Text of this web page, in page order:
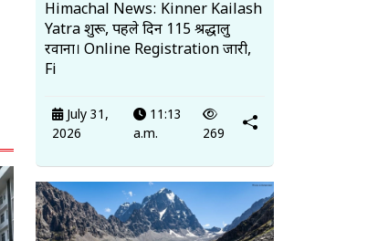
Himachal News: Kinner Kailash
Yatra शुरू, पहले दिन 115 श्रद्धालु
रवाना। Online Registration जारी,
Fi
July 31,
2026
11:13
a.m.
269